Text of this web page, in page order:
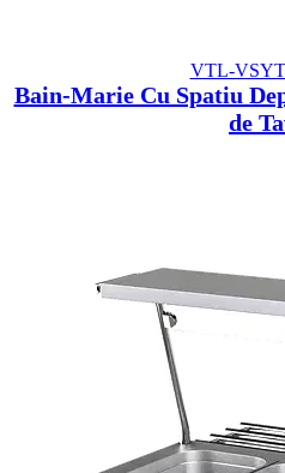
VTL-
Bain-Marie Cu Spatiu
de